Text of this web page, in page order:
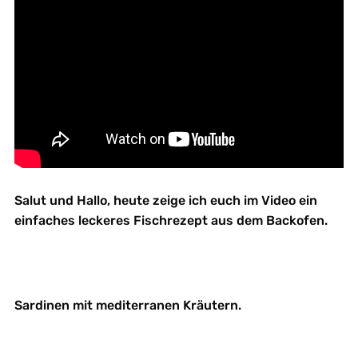
Salut und Hallo, heute zeige ich euch im Video ein
einfaches leckeres Fischrezept aus dem Backofen.
Sardinen mit mediterranen Kräutern.